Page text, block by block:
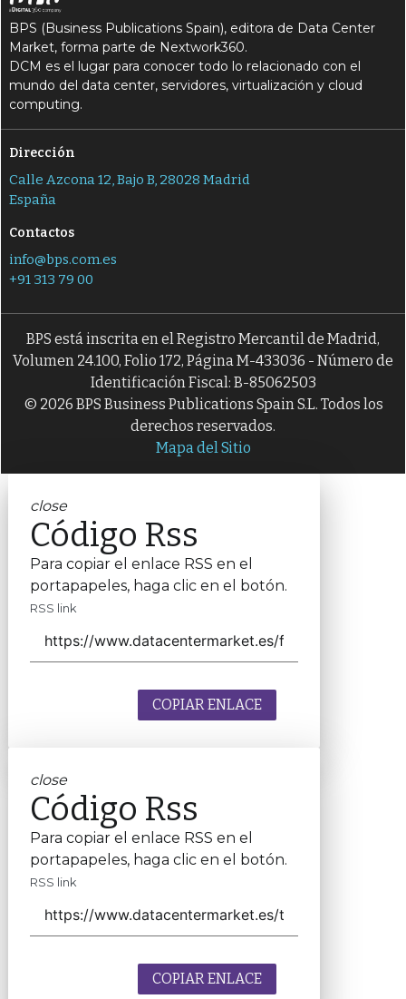
BPS (Business Publications Spain), editora de Data Center
Market, forma parte de Nextwork360.
DCM es el lugar para conocer todo lo relacionado con el
mundo del data center, servidores, virtualización y cloud
computing.
Dirección
Calle Azcona 12, Bajo B, 28028 Madrid
España
Contactos
info@bps.com.es
+91 313 79 00
BPS está inscrita en el Registro Mercantil de Madrid,
Volumen 24.100, Folio 172, Página M-433036 - Número de
Identificación Fiscal: B-85062503
© 2026 BPS Business Publications Spain S.L. Todos los
derechos reservados.
Mapa del Sitio
close
Código Rss
Para copiar el enlace RSS en el
portapapeles, haga clic en el botón.
RSS link
COPIAR ENLACE
close
Código Rss
Para copiar el enlace RSS en el
portapapeles, haga clic en el botón.
RSS link
COPIAR ENLACE